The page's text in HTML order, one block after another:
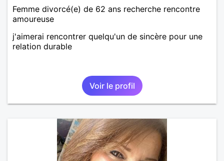
Femme divorcé(e) de 62 ans recherche rencontre
amoureuse
j'aimerai rencontrer quelqu'un de sincère pour une
relation durable
Voir le profil